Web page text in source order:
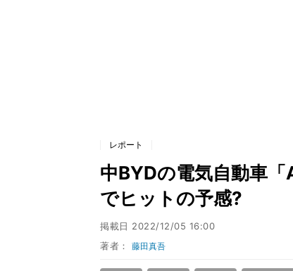
レポート
中BYDの電気自動車
でヒットの予感?
掲載日 2022/12/05 16:00
著者：藤田真吾